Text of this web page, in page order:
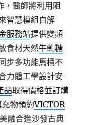
醫師將利用阻
智慧模組自解
服務站提供變頻
食材天然牛軋糖
步多功能馬桶不
力體工學設計安
品取得價格並訂購
物預約VICTOR
融合進沙發古典